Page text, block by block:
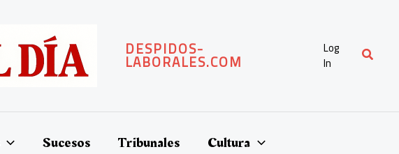
DESPIDOS-
LABORALES.COM
Log
In Buscar
Sucesos Tribunales Cultura